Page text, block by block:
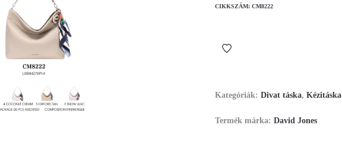
CIKKSZÁM: CM8222
Kategóriák: Divat táska, Kézitáska
Termék márka: David Jones